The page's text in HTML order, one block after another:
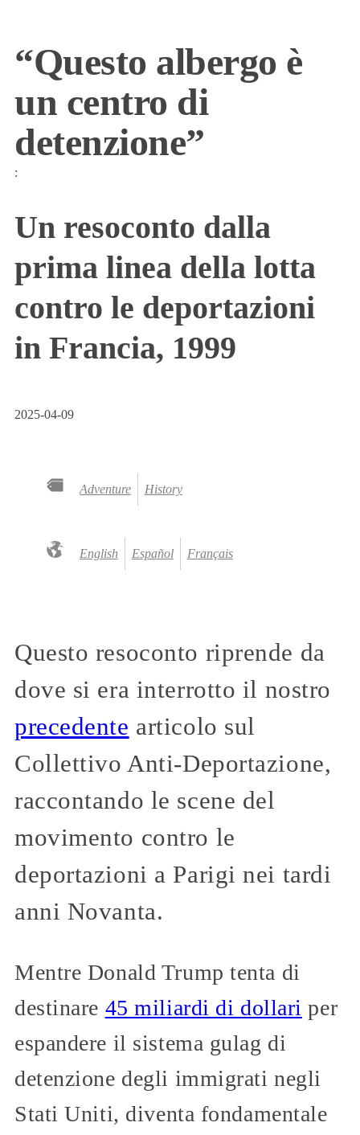
“Questo albergo è
un centro di
detenzione”
:
Un resoconto dalla
prima linea della lotta
contro le deportazioni
in Francia, 1999
2025-04-09
Adventure History
English Español Français
Questo resoconto riprende da
dove si era interrotto il nostro
precedente articolo sul
Collettivo Anti-Deportazione,
raccontando le scene del
movimento contro le
deportazioni a Parigi nei tardi
anni Novanta.
Mentre Donald Trump tenta di
destinare 45 miliardi di dollari per
espandere il sistema gulag di
detenzione degli immigrati negli
Stati Uniti, diventa fondamentale